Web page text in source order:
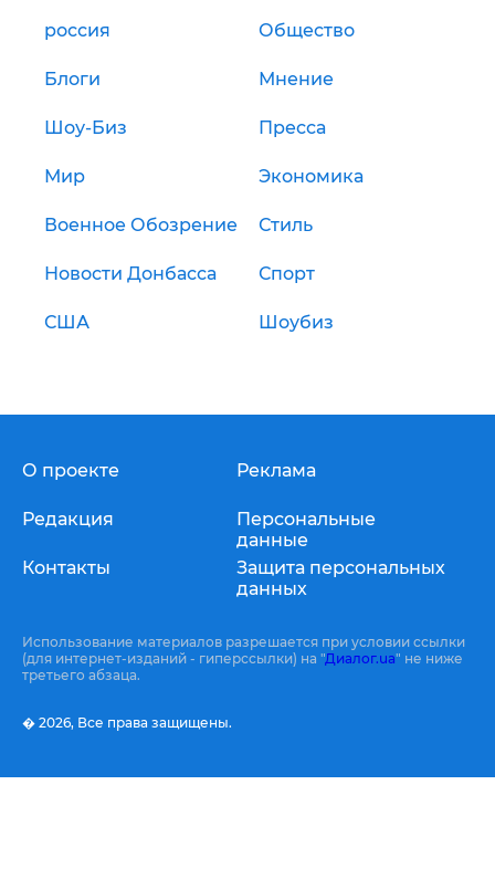
россия Общество
Блоги Мнение
Шоу-Биз Пресса
Мир Экономика
Военное Обозрение Стиль
Новости Донбасса Спорт
США Шоубиз
О проекте
Редакция
Контакты
Реклама
Персональные
данные
Защита персональных
данных
Использование материалов разрешается при условии ссылки
(для интернет-изданий - гиперссылки) на "Диалог.ua" не ниже
третьего абзаца.
� 2026, Все права защищены.